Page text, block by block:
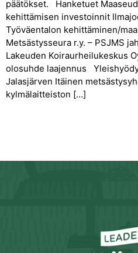
päätökset. Hanketuet
kehittämisen investoinnit
Työväentalon kehittäminen/
Metsästysseura r.y. – PSJMS
Lakeuden Koiraurheilukeskus
olosuhde laajennus
Jalasjärven Itäinen
kylmälaitteiston […]